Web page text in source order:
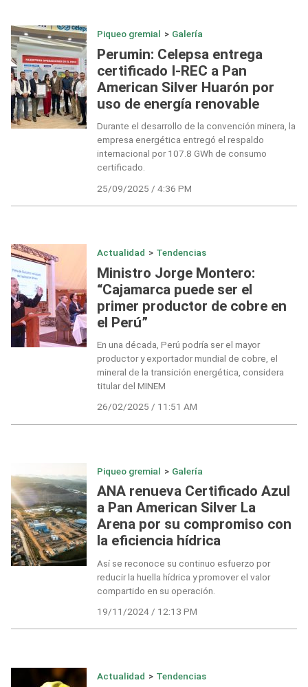
Piqueo gremial > Galería
Perumin: Celepsa entrega
certificado I-REC a Pan
American Silver Huarón por
uso de energía renovable
Durante el desarrollo de la convención minera, la
empresa energética entregó el respaldo
internacional por 107.8 GWh de consumo
certificado.
25/09/2025 / 4:36 PM
Actualidad > Tendencias
Ministro Jorge Montero:
“Cajamarca puede ser el
primer productor de cobre en
el Perú”
En una década, Perú podría ser el mayor
productor y exportador mundial de cobre, el
mineral de la transición energética, considera
titular del MINEM
26/02/2025 / 11:51 AM
Piqueo gremial > Galería
ANA renueva Certificado Azul
a Pan American Silver La
Arena por su compromiso con
la eficiencia hídrica
Así se reconoce su continuo esfuerzo por
reducir la huella hídrica y promover el valor
compartido en su operación.
19/11/2024 / 12:13 PM
Actualidad > Tendencias